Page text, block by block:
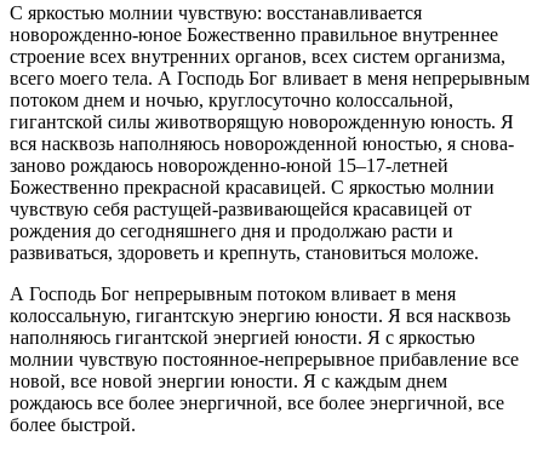
С яркостью молнии чувствую: восстанавливается
новорожденно-юное Божественно правильное внутреннее
строение всех внутренних органов, всех систем организма,
всего моего тела. А Господь Бог вливает в меня непрерывным
потоком днем и ночью, круглосуточно колоссальной,
гигантской силы животворящую новорожденную юность. Я
вся насквозь наполняюсь новорожденной юностью, я снова-
заново рождаюсь новорожденно-юной 15–17-летней
Божественно прекрасной красавицей. С яркостью молнии
чувствую себя растущей-развивающейся красавицей от
рождения до сегодняшнего дня и продолжаю расти и
развиваться, здороветь и крепнуть, становиться моложе.
А Господь Бог непрерывным потоком вливает в меня
колоссальную, гигантскую энергию юности. Я вся насквозь
наполняюсь гигантской энергией юности. Я с яркостью
молнии чувствую постоянное-непрерывное прибавление все
новой, все новой энергии юности. Я с каждым днем
рождаюсь все более энергичной, все более энергичной, все
более быстрой.